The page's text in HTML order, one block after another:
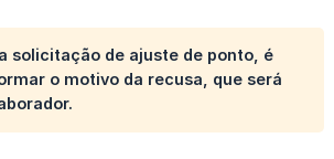
solicitação de ajuste de ponto, é
o motivo da recusa, que será